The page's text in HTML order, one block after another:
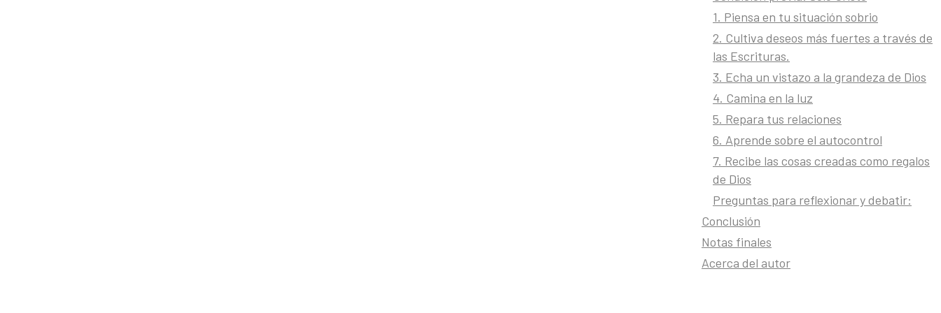
1. Piensa en tu situación sobrio
2. Cultiva deseos más fuertes a través de
las Escrituras.
3. Echa un vistazo a la grandeza de Dios
4. Camina en la luz
5. Repara tus relaciones
6. Aprende sobre el autocontrol
7. Recibe las cosas creadas como regalos
de Dios
Preguntas para reflexionar y debatir:
Conclusión
Notas finales
Acerca del autor